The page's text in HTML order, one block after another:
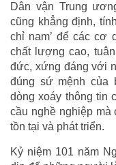
Dân vận Trung
cũng khẳng định,
chỉ nam’ để các cơ
chất lượng cao,
đức, xứng đáng với
đúng sứ mệnh của
dòng xoáy thông tin
cầu nghề nghiệp mà
tồn tại và phát triển.
Kỷ niệm 101 năm